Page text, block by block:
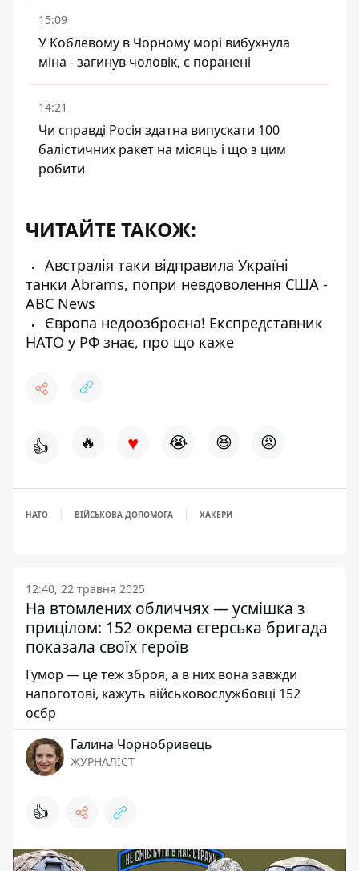
15:09
У Коблевому в Чорному морі вибухнула
міна - загинув чоловік, є поранені
14:21
Чи справді Росія здатна випускати 100
балістичних ракет на місяць і що з цим
робити
ЧИТАЙТЕ ТАКОЖ:
Австралія таки відправила Україні
танки Abrams, попри невдоволення США -
ABC News
Європа недоозброєна! Експредставник
НАТО у РФ знає, про що каже
👍 🔥 ♥ 😭 😆 😡
НАТО ВІЙСЬКОВА ДОПОМОГА ХАКЕРИ
12:40, 22 травня 2025
На втомлених обличчях — усмішка з
прицілом: 152 окрема єгерська бригада
показала своїх героїв
Гумор — це теж зброя, а в них вона завжди
напоготові, кажуть військовослужбовці 152
оєбр
Галина Чорнобривець
ЖУРНАЛІСТ
👍